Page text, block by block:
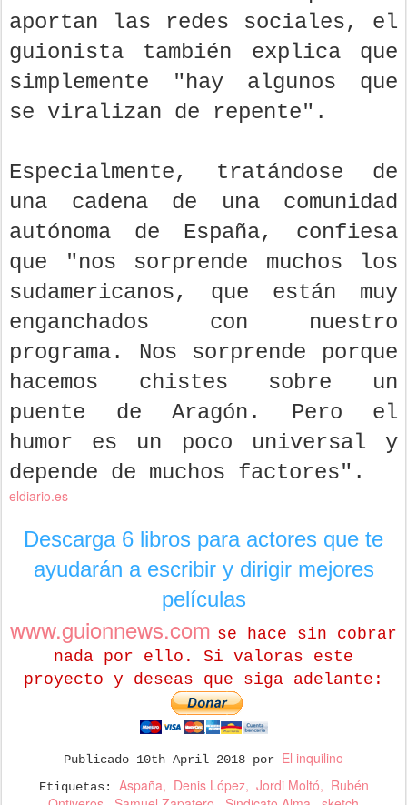
aportan las redes sociales, el
guionista también explica que
simplemente "hay algunos que
se viralizan de repente".
Especialmente, tratándose de
una cadena de una comunidad
autónoma de España, confiesa
que "nos sorprende muchos los
sudamericanos, que están muy
enganchados con nuestro
programa. Nos sorprende porque
hacemos chistes sobre un
puente de Aragón. Pero el
humor es un poco universal y
depende de muchos factores".
eldiario.es
Descarga 6 libros para actores que te
ayudarán a escribir y dirigir mejores
películas
www.guionnews.com se hace sin cobrar
nada por ello. Si valoras este
proyecto y deseas que siga adelante:
Publicado 10th April 2018 por El inquilino
Etiquetas: Aspaña Denis López Jordi Moltó
Rubén